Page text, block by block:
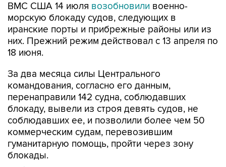
ВМС США 14 июля возобновили военно-
морскую блокаду судов, следующих в
иранские порты и прибрежные районы или из
них. Прежний режим действовал с 13 апреля по
18 июня.
За два месяца силы Центрального
командования, согласно его данным,
перенаправили 142 судна, соблюдавших
блокаду, вывели из строя девять судов, не
соблюдавших ее, и позволили более чем 50
коммерческим судам, перевозившим
гуманитарную помощь, пройти через зону
блокады.